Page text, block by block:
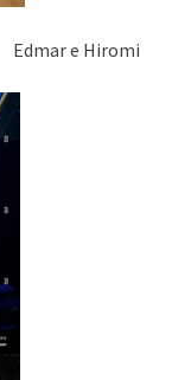
e Hiromi